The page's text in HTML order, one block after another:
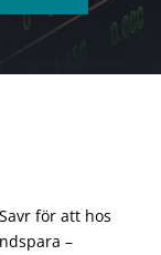
för att hos
–